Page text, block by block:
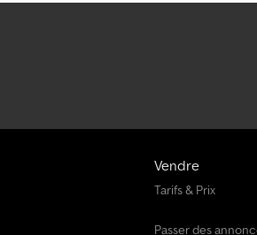
Vendre
Tarifs & Prix
Passer des